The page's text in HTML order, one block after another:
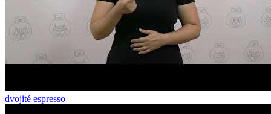
dvojité espresso